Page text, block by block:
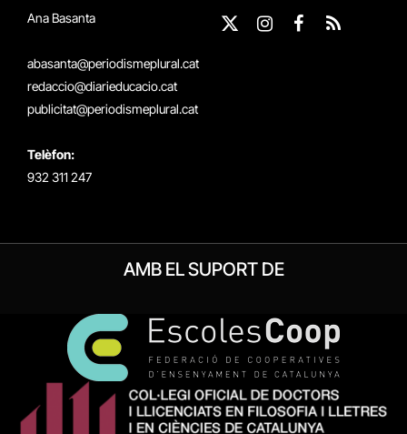
Ana Basanta
abasanta@periodismeplural.cat
redaccio@diarieducacio.cat
publicitat@periodismeplural.cat
Telèfon:
932 311 247
X
InstagramFacebook
RSS
AMB EL SUPORT DE